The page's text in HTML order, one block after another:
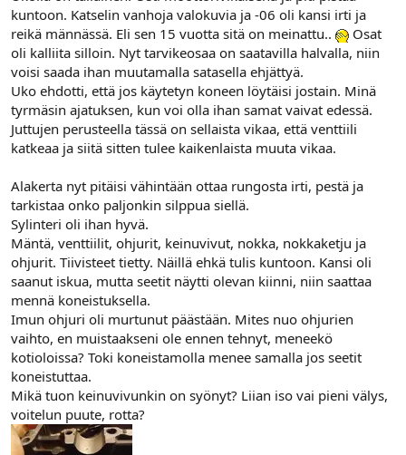
l
o
i
t
t
a
j
a
ä
ä
r
ä
kuntoon. Katselin vanhoja valokuvia ja -06 oli kansi irti ja
reikä männässä. Eli sen 15 vuotta sitä on meinattu..
Osat
oli kalliita silloin. Nyt tarvikeosaa on saatavilla halvalla, niin
voisi saada ihan muutamalla satasella ehjättyä.
Uko ehdotti, että jos käytetyn koneen löytäisi jostain. Minä
tyrmäsin ajatuksen, kun voi olla ihan samat vaivat edessä.
Juttujen perusteella tässä on sellaista vikaa, että venttiili
katkeaa ja siitä sitten tulee kaikenlaista muuta vikaa.
Alakerta nyt pitäisi vähintään ottaa rungosta irti, pestä ja
tarkistaa onko paljonkin silppua siellä.
Sylinteri oli ihan hyvä.
Mäntä, venttiilit, ohjurit, keinuvivut, nokka, nokkaketju ja
ohjurit. Tiivisteet tietty. Näillä ehkä tulis kuntoon. Kansi oli
saanut iskua, mutta seetit näytti olevan kiinni, niin saattaa
mennä koneistuksella.
Imun ohjuri oli murtunut päästään. Mites nuo ohjurien
vaihto, en muistaakseni ole ennen tehnyt, meneekö
kotioloissa? Toki koneistamolla menee samalla jos seetit
koneistuttaa.
Mikä tuon keinuvivunkin on syönyt? Liian iso vai pieni välys,
voitelun puute, rotta?